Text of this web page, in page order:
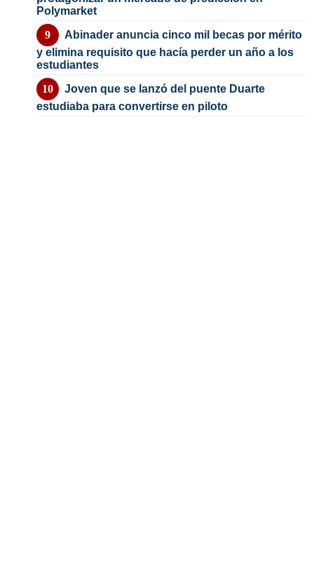
Polymarket
Abinader anuncia cinco mil becas por mérito
y elimina requisito que hacía perder un año a los
estudiantes
Joven que se lanzó del puente Duarte
estudiaba para convertirse en piloto